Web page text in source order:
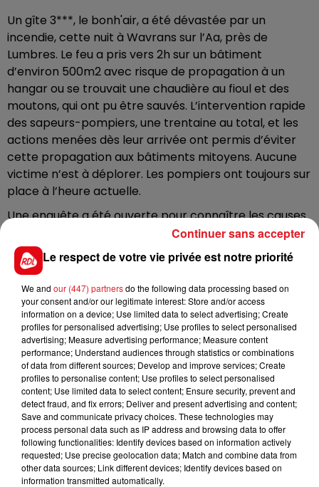
Un gîte 3***, le bonh'air, a été dévastée par un
incendie, cette nuit à Wavrans sur l’Aa, près de
Lumbres. Le feu a pris vers 2h sur un bâtiment
d’environ 500m2 avec risque de propagation à un
hangar ou se trouvait une chaudière au fioul et des
moutons, qui ont pu être sauvés. L’intervention rapide
des sapeurs-pompiers, une trentaine au total, et les
actions menées dès leur arrivée ont permis d’éviter
cette propagation aux bâtiments mitoyens. Aucune
victime n’est à déplorer. Les pompiers ont toujours sur
place à l’heure actuelle.
Une enquête a été ouverte pour connaître les causes
du sinistre. C'est un voisin qui a donné l'alerte.
Personne n'occupait les lieux au moment du sinistre,
mais des vacanciers étaient venus y passer le week-
end, et d'autres devaient arriver ce vendredi.
FIL D'ACTUS
Le respect de votre vie privée est notre priorité
We and our (447) partnersdo the following data processing based on
your consent and/or our legitimate interest: Store and/or access
information on a device; Use limited data to select advertising; Create
profiles for personalised advertising; Use profiles to select personalised
advertising; Measure advertising performance; Measure content
performance; Understand audiences through statistics or combinations
of data from different sources; Develop and improve services; Create
profiles to personalise content; Use profiles to select personalised
content; Use limited data to select content; Ensure security, prevent and
detect fraud, and fix errors; Deliver and present advertising and content;
Save and communicate privacy choices. These technologies may
process personal data such as IP address and browsing data to offer
following functionalities: Identify devices based on information actively
requested; Use precise geolocation data; Match and combine data from
other data sources; Link different devices; Identify devices based on
information transmitted automatically.
Continuer sans accepter